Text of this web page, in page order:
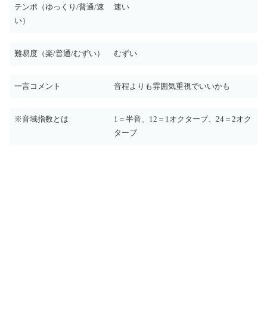
テンポ（ゆっくり/普通/速
い）
速い
難易度（楽/普通/むずい） むずい
一言コメント 音程よりも雰囲気重視でいいかも
※音域指数とは
1＝半音、12＝1オクターブ、24＝2オク
ターブ